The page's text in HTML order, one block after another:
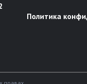
Политика